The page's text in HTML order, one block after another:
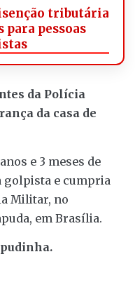
tributária
para pessoas
da Polícia
da casa de
e 3 meses de
golpista e cumpria
Militar, no
em Brasília.